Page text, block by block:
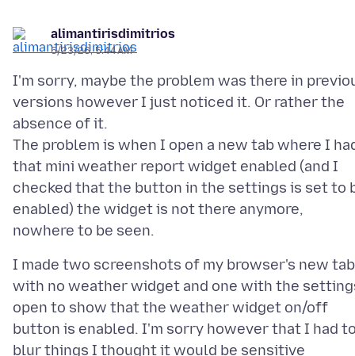
alimantirisdimitrios
5/23/26, 5:44 AM
I'm sorry, maybe the problem was there in
versions however I just noticed it. Or rather the
absence of it.
The problem is when I open a new tab where I
that mini weather report widget enabled (and I
checked that the button in the settings is set to
enabled) the widget is not there anymore,
I made two screenshots of my browser's new tab
with no weather widget and one with the
open to show that the weather widget on/off
button is enabled. I'm sorry however that I had
blur things I thought it would be sensitive